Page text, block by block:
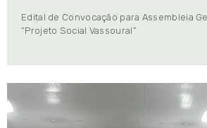
Edital de Convocação para Assembleia
“Projeto Social Vassoural”